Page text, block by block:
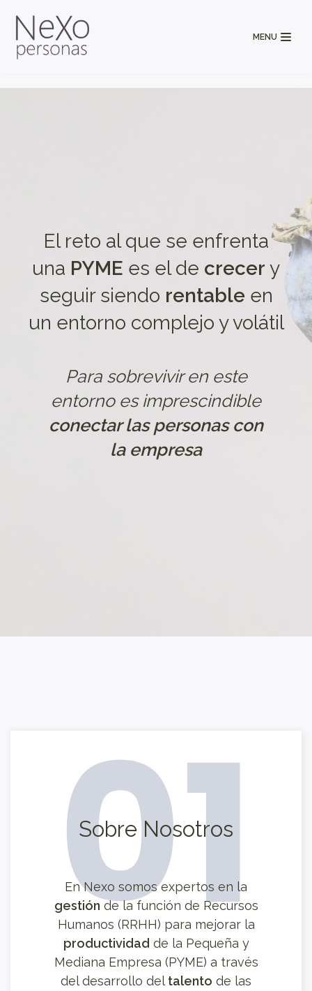
Saltar
contenido
MENU
El reto al que se enfrenta
una PYME es el de crecer y
seguir siendo rentableen
un entorno complejo y volátil
Para sobrevivir en este
entorno es imprescindible
conectar las personas con
la empresa
01
Sobre Nosotros
En Nexo somos expertos en la
gestión de la función de Recursos
Humanos (RRHH) para mejorar la
productividad de la Pequeña y
Mediana Empresa (PYME) a través
del desarrollo del talento de las